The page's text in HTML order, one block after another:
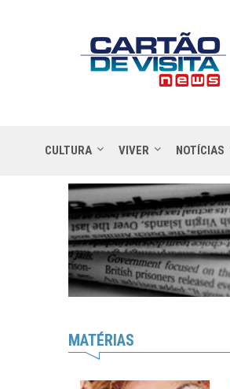
CULTURA VIVER NOTÍCIAS
MATÉRIAS